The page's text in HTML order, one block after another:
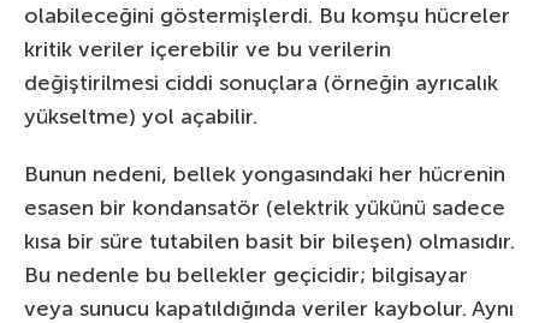
olabileceğini göstermişlerdi. Bu komşu hücreler
kritik veriler içerebilir ve bu verilerin
değiştirilmesi ciddi sonuçlara (örneğin ayrıcalık
yükseltme) yol açabilir.
Bunun nedeni, bellek yongasındaki her hücrenin
esasen bir kondansatör (elektrik yükünü sadece
kısa bir süre tutabilen basit bir bileşen) olmasıdır.
Bu nedenle bu bellekler geçicidir; bilgisayar
veya sunucu kapatıldığında veriler kaybolur. Aynı